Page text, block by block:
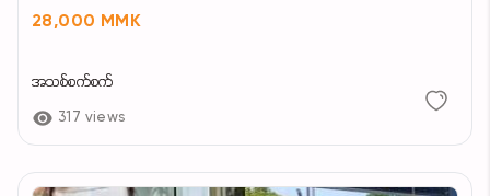
28,000 MMK
အသစ်စက်စက်
317 views